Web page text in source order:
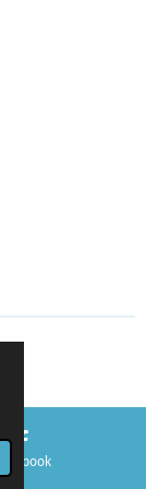
Facebook